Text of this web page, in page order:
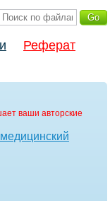
Реферат
ваши авторские